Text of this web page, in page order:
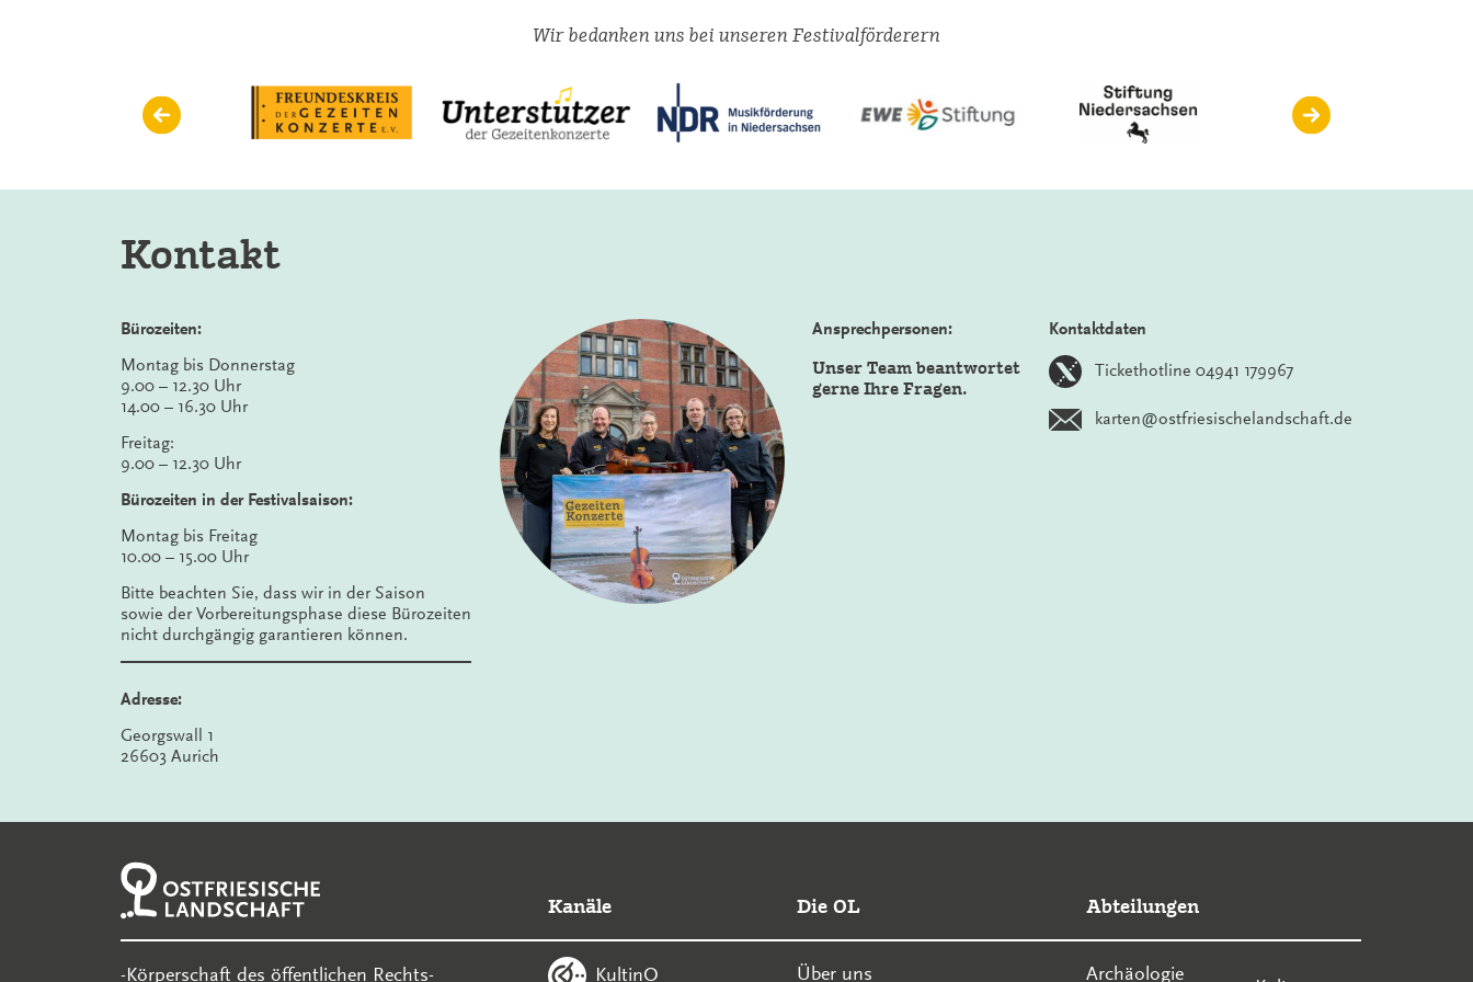
Wir bedanken uns bei unseren Festivalförderern
Kontakt
Bürozeiten:
Montag bis Donnerstag
9.00 – 12.30 Uhr
14.00 – 16.30 Uhr
Freitag:
9.00 – 12.30 Uhr
Bürozeiten in der Festivalsaison:
Montag bis Freitag
10.00 – 15.00 Uhr
Bitte beachten Sie, dass wir in der Saison
sowie der Vorbereitungsphase diese Bürozeiten
nicht durchgängig garantieren können.
Adresse:
Georgswall 1
26603 Aurich
Ansprechpersonen:
Unser Team beantwortet
gerne Ihre Fragen.
Kontaktdaten
Tickethotline 04941 179967
karten@ostfriesischelandschaft.de
-Körperschaft des öffentlichen Rechts-
Kanäle
KultinO
Die OL
Über uns
Abteilungen
Archäologie